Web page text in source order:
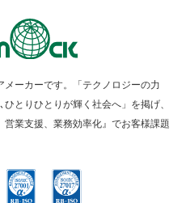
ーカーです。「テクノロジーの力
とりひとりが輝く社会へ」を掲げ、
業支援、業務効率化』でお客様課題